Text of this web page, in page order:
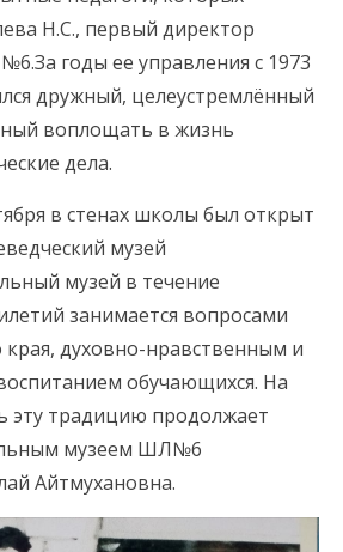
Н.С., первый директор
годы ее управления с 1973
дружный, целеустремлённый
воплощать в жизнь
дела.
в стенах школы был открыт
музей
музей в течение
занимается вопросами
края, духовно-нравственным и
обучающихся. На
эту традицию продолжает
музеем ШЛ№6
Айтмухановна.